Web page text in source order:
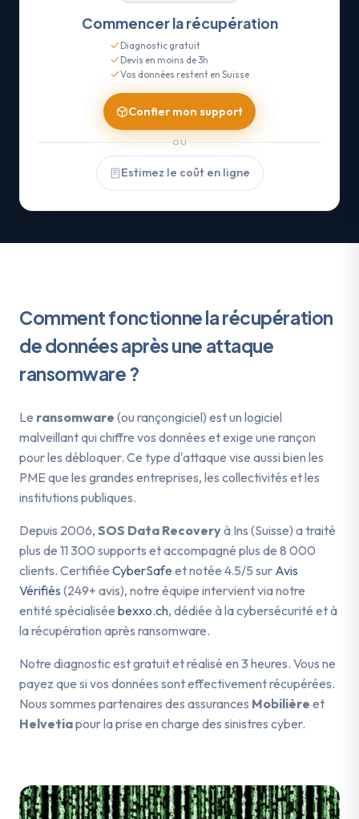
Commencer la récupération
Diagnostic gratuit
Devis en moins de 3h
Vos données restent en Suisse
Confier mon support
OU
Estimez le coût en ligne
Comment fonctionne la récupération
de données après une attaque
ransomware?
Le ransomware (ou rançongiciel) est un logiciel
malveillant qui chiffre vos données et exige une rançon
pour les débloquer. Ce type d'attaque vise aussi bien les
PME que les grandes entreprises, les collectivités et les
institutions publiques.
Depuis 2006, SOS Data Recoveryà Ins (Suisse) a traité
plus de 11 300 supports et accompagné plus de 8 000
clients. Certifiée CyberSafe et notée 4.5/5 sur Avis
Vérifiés (249+ avis), notre équipe intervient via notre
entité spécialisée bexxo.ch, dédiée à la cybersécurité et à
la récupération après ransomware.
Notre diagnostic est gratuit et réalisé en 3 heures. Vous ne
payez que si vos données sont effectivement récupérées.
Nous sommes partenaires des assurances Mobilière et
Helvetiapour la prise en charge des sinistres cyber.